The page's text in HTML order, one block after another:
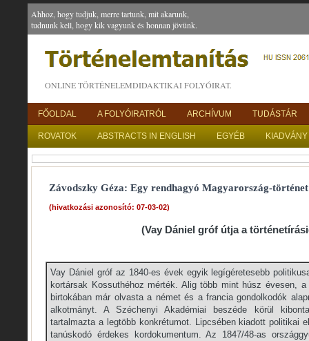
Ahhoz, hogy tudjuk, merre tartunk, mit akarunk,
tudnunk kell, hogy kik vagyunk és honnan jövünk.
ONLINE TÖRTÉNELEMDIDAKTIKAI FOLYÓIRAT.
FŐOLDAL A FOLYÓIRATRÓL ARCHÍVUM TUDÁSTÁR
ROVATOK ABSTRACTS IN ENGLISH EGYÉB
Závodszky Géza: Egy rendhagyó Magyarország-történet
(hivatkozási azonosító: 07-03-02)
(Vay Dániel gróf útja a
Vay Dániel gróf az 1840-es évek egyik legígéretesebb
kortársak Kossuthéhoz mérték. Alig több mint húsz évesen,
birtokában már olvasta a német és a francia gondolkodók
alkotmányt. A Széchenyi Akadémiai beszéde körül
tartalmazta a legtöbb konkrétumot. Lipcsében kiadott politikai
tanúskodó érdekes kordokumentum. Az 1847/48-as